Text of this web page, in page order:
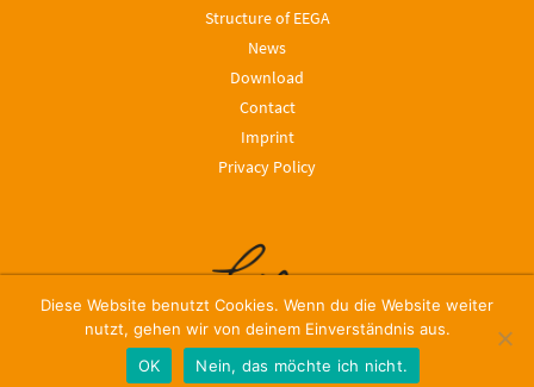
Structure of EEGA
News
© 2024, Leibniz ScienceCampus EEGA
Download
Contact
Imprint
Privacy Policy
Diese Website benutzt Cookies. Wenn du die Website weiter
nutzt, gehen wir von deinem Einverständnis aus.
OK
Nein, das möchte ich nicht.